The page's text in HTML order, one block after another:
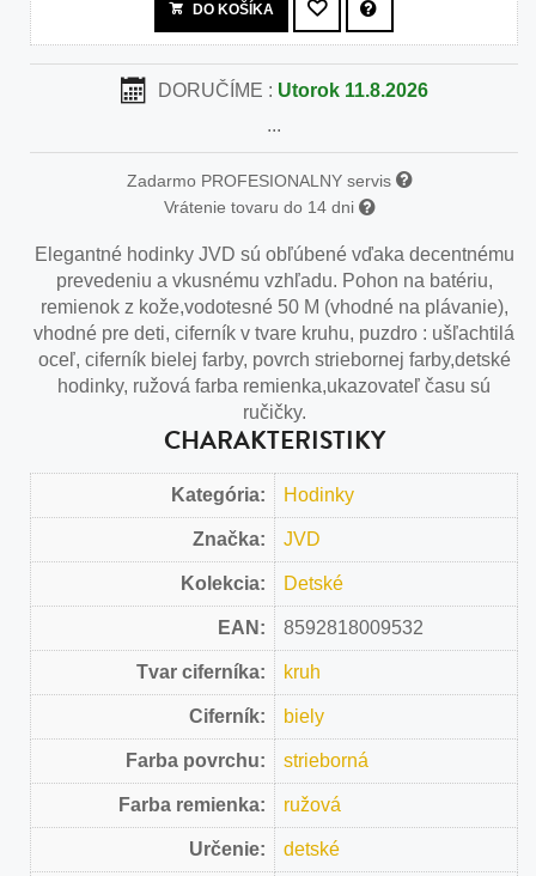
DO KOŠÍKA
DORUČÍME : Utorok 11.8.2026
...
Zadarmo PROFESIONALNY servis
Vrátenie tovaru do 14 dni
Elegantné hodinky JVD sú obľúbené vďaka decentnému
prevedeniu a vkusnému vzhľadu. Pohon na batériu,
remienok z kože,vodotesné 50 M (vhodné na plávanie),
vhodné pre deti, ciferník v tvare kruhu, puzdro : ušľachtilá
oceľ, ciferník bielej farby, povrch striebornej farby,detské
hodinky, ružová farba remienka,ukazovateľ času sú
ručičky.
CHARAKTERISTIKY
Kategória: Hodinky
Značka: JVD
Kolekcia: Detské
EAN: 8592818009532
Tvar ciferníka: kruh
Ciferník: biely
Farba povrchu: strieborná
Farba remienka: ružová
Určenie: detské